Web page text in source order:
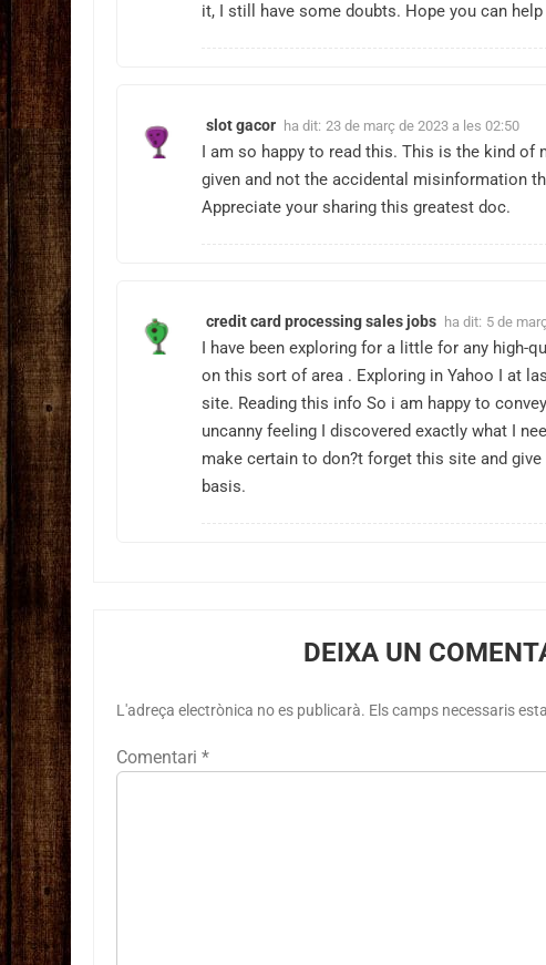
it, I still have some doubts. Hope you can help
slot gacor ha dit: 23 de març de 2023 a les 02:50
I am so happy to read this. This is the kind of
given and not the accidental misinformation
Appreciate your sharing this greatest doc.
credit card processing sales jobs ha dit: 5 de
I have been exploring for a little for any high-
on this sort of area . Exploring in Yahoo I at
site. Reading this info So i am happy to
uncanny feeling I discovered exactly what I
make certain to don?t forget this site and
basis.
DEIXA UN
L'adreça electrònica no es publicarà. Els camps necessaris
Comentari *